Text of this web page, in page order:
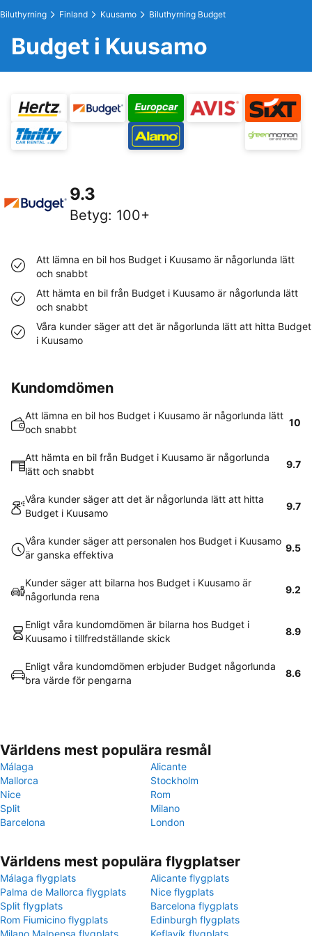
Biluthyrning Finland Kuusamo Biluthyrning Budget
Budget i Kuusamo
9.3
Betyg: 100+
Att lämna en bil hos Budget i Kuusamo är någorlunda lätt
och snabbt
Att hämta en bil från Budget i Kuusamo är någorlunda lätt
och snabbt
Våra kunder säger att det är någorlunda lätt att hitta Budget
i Kuusamo
Kundomdömen
Att lämna en bil hos Budget i Kuusamo är någorlunda lätt
och snabbt
10
Att hämta en bil från Budget i Kuusamo är någorlunda
lätt och snabbt
9.7
Våra kunder säger att det är någorlunda lätt att hitta
Budget i Kuusamo
9.7
Våra kunder säger att personalen hos Budget i Kuusamo
är ganska effektiva
9.5
Kunder säger att bilarna hos Budget i Kuusamo är
någorlunda rena
9.2
Enligt våra kundomdömen är bilarna hos Budget i
Kuusamo i tillfredställande skick
8.9
Enligt våra kundomdömen erbjuder Budget någorlunda
bra värde för pengarna
8.6
Världens mest populära resmål
Málaga
Alicante
Mallorca
Stockholm
Nice
Rom
Split
Milano
Barcelona
London
Världens mest populära flygplatser
Málaga flygplats
Alicante flygplats
Palma de Mallorca flygplats
Nice flygplats
Split flygplats
Barcelona flygplats
Rom Fiumicino flygplats
Edinburgh flygplats
Milano Malpensa flygplats
Keflavík flygplats